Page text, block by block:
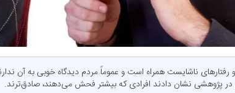
ناشایست همراه است و عموماً مردم دیدگاه خوبی به آن ندارند
در پژوهشی نشان دادند افرادی که بیشتر فحش می‌دهند، صادق‌ترند.